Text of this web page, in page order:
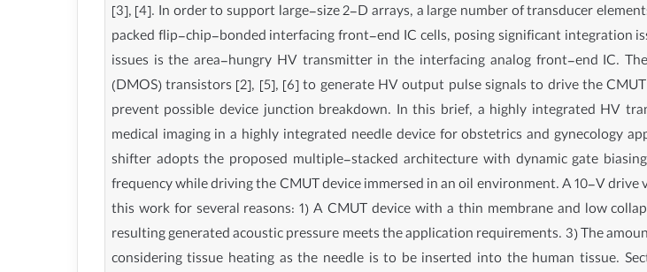
[3], [4]. In order to support large-size 2-D arrays, a large number of transducer
packed flip-chip-bonded interfacing front-end IC cells, posing significant integration
issues is the area-hungry HV transmitter in the interfacing analog front-end IC.
(DMOS) transistors [2], [5], [6] to generate HV output pulse signals to drive the
prevent possible device junction breakdown. In this brief, a highly integrated HV
medical imaging in a highly integrated needle device for obstetrics and gynecology
shifter adopts the proposed multiple-stacked architecture with dynamic gate
frequency while driving the CMUT device immersed in an oil environment. A 10-V
this work for several reasons: 1) A CMUT device with a thin membrane and low
resulting generated acoustic pressure meets the application requirements. 3) The
considering tissue heating as the needle is to be inserted into the human tissue.